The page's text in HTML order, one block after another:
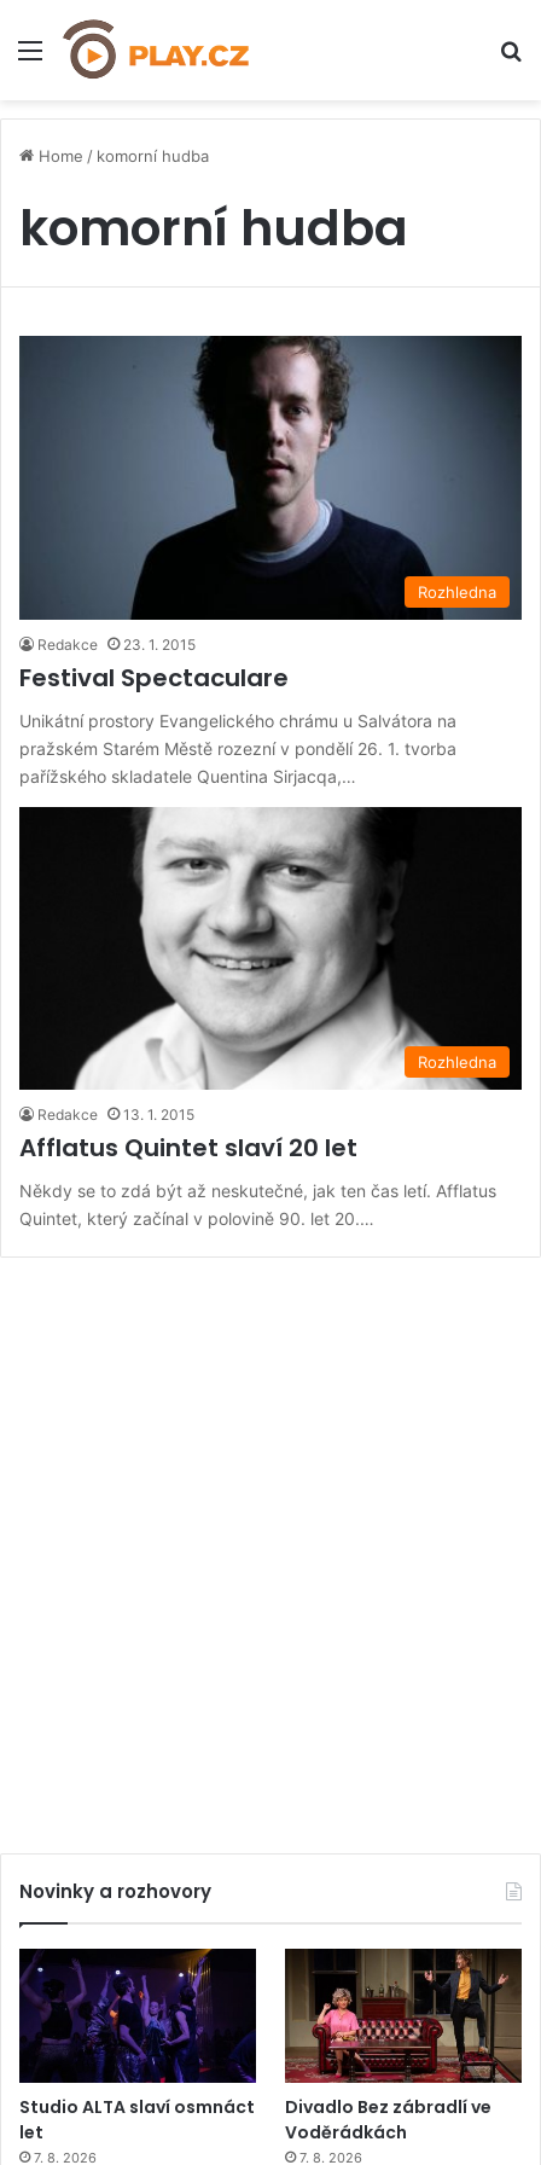
Menu
Home / komorní hudba
komorní hudba
Rozhledna
Redakce 23. 1. 2015
Festival Spectaculare
Unikátní prostory Evangelického chrámu u Salvátora na
pražském Starém Městě rozezní v pondělí 26. 1. tvorba
pařížského skladatele Quentina Sirjacqa,…
Rozhledna
Redakce 13. 1. 2015
Afflatus Quintet slaví 20 let
Někdy se to zdá být až neskutečné, jak ten čas letí. Afflatus
Quintet, který začínal v polovině 90. let 20.…
Novinky a rozhovory
Studio ALTA slaví osmnáct
let
7. 8. 2026
Divadlo Bez zábradlí ve
Voděrádkách
7. 8. 2026